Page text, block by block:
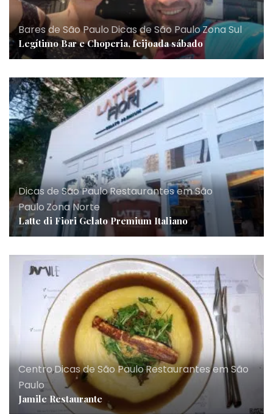
Bares de São Paulo Dicas de São Paulo,Zona Sul
Legítimo Bar e Choperia, feijoada sábado
Dicas de São Paulo,Restaurantes em São
Paulo,Zona Norte
Latte di Fiori Gelato Premium Italiano
Centro,Dicas de São Paulo,Restaurantes em São
Paulo
Jamile Restaurante